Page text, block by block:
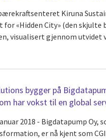
Kiruna
«Hidden City» (den skjulte
visualisert gjennom utvidet
bygger på
har vokst til en global
2018 - Bigdatapump Oy,
er nå kjent som